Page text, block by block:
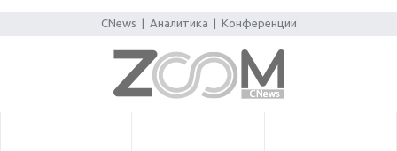
CNews Аналитика Конференции